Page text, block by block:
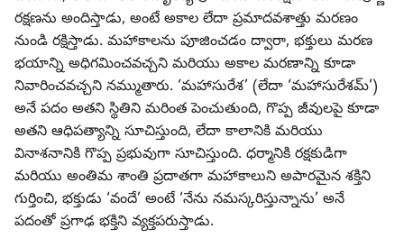
రక్షణను అందిస్తాడు, అంటే అకాల లేదా ప్రమాదవశాత్తు మరణం
నుండి రక్షిస్తాడు. మహాకాలను పూజించడం ద్వారా, భక్తులు మరణ
భయాన్ని అధిగమించవచ్చని మరియు అకాల మరణాన్ని కూడా
నివారించవచ్చని నమ్ముతారు. ‘మహాసురేశ’ (లేదా ‘మహాసురేశమ్’)
అనే పదం అతని స్థితిని మరింత పెంచుతుంది, గొప్ప జీవులపై కూడా
అతని ఆధిపత్యాన్ని సూచిస్తుంది, లేదా కాలానికి మరియు
వినాశనానికి గొప్ప ప్రభువుగా సూచిస్తుంది. ధర్మానికి రక్షకుడిగా
మరియు అంతిమ శాంతి ప్రదాతగా మహాకాలుని అపారమైన శక్తిని
గుర్తించి, భక్తుడు ‘వందే’ అంటే ‘నేను నమస్కరిస్తున్నాను’ అనే
పదంతో ప్రగాఢ భక్తిని వ్యక్తపరుస్తాడు.